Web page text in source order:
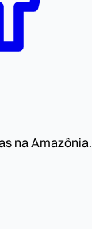
na Amazônia.